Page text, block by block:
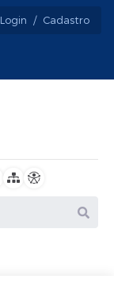
Login / Cadastro